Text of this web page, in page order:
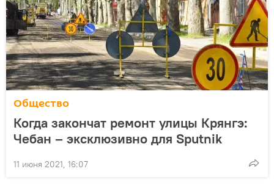
Общество
Когда закончат ремонт улицы Крянгэ:
Чебан – эксклюзивно для Sputnik
11 июня 2021, 16:07